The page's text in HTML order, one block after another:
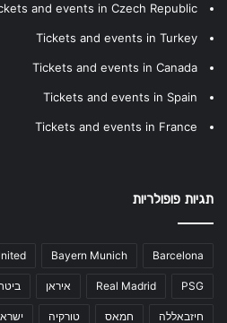
and events in Czech Republic
Tickets and events in Turkey
Tickets and events in Canada
Tickets and events in Spain
Tickets and events in France
תגיות פופולריות
Barcelona
Bayern Munich
PSG
Real Madrid איראן
חיזבאללה חמאס טורקיה